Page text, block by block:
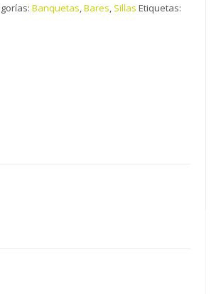
Banquetas Bares Sillas Etiquetas: